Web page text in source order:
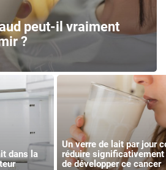
peut-il vraiment
?
dans la
Un verre de lait par jour
réduire significativement
de développer ce cancer